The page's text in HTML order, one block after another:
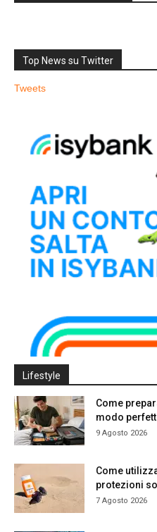
Top News su Twitter
Tweets
Lifestyle
Come
modo
9 Agosto 2026
Come
protezioni
7 Agosto 2026